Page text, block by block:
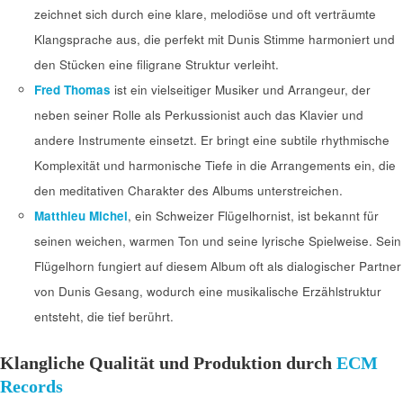
zeichnet sich durch eine klare, melodiöse und oft verträumte
Klangsprache aus, die perfekt mit Dunis Stimme harmoniert und
den Stücken eine filigrane Struktur verleiht.
Fred Thomas ist ein vielseitiger Musiker und Arrangeur, der
neben seiner Rolle als Perkussionist auch das Klavier und
andere Instrumente einsetzt. Er bringt eine subtile rhythmische
Komplexität und harmonische Tiefe in die Arrangements ein, die
den meditativen Charakter des Albums unterstreichen.
Matthieu Michel, ein Schweizer Flügelhornist, ist bekannt für
seinen weichen, warmen Ton und seine lyrische Spielweise. Sein
Flügelhorn fungiert auf diesem Album oft als dialogischer Partner
von Dunis Gesang, wodurch eine musikalische Erzählstruktur
entsteht, die tief berührt.
Klangliche Qualität und Produktion durch ECM
Records